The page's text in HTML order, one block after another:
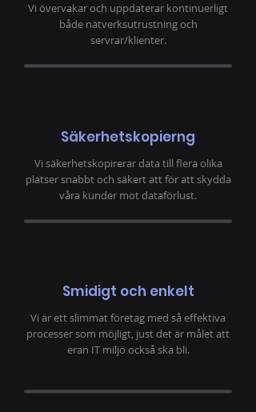
Vi övervakar och uppdaterar kontinuerligt
både nätverksutrustning och
servrar/klienter.
Säkerhetskopierng
Vi säkerhetskopirerar data till flera olika
platser snabbt och säkert att för att skydda
våra kunder mot dataförlust.
Smidigt och enkelt
Vi är ett slimmat företag med så effektiva
processer som möjligt, just det är målet att
eran IT miljö också ska bli.